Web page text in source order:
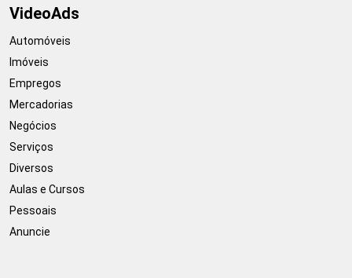
VideoAds
Automóveis
Imóveis
Empregos
Mercadorias
Negócios
Serviços
Diversos
Aulas e Cursos
Pessoais
Anuncie